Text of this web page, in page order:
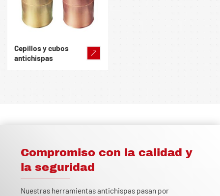
Cepillos y cubos
antichispas
Compromiso con la calidad y
la seguridad
Nuestras herramientas antichispas pasan por